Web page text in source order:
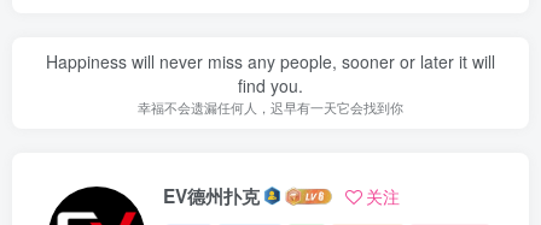
Happiness will never miss any people, sooner or later it will
find you.
幸福不会遗漏任何人，迟早有一天它会找到你
EV德州扑克 关注